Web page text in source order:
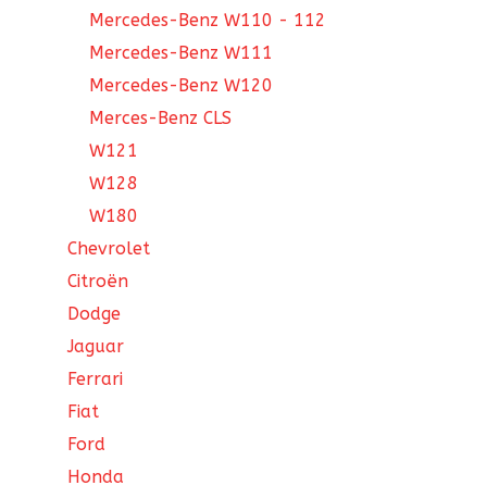
Mercedes-Benz W110 - 112
Mercedes-Benz W111
Mercedes-Benz W120
Merces-Benz CLS
W121
W128
W180
Chevrolet
Citroën
Dodge
Jaguar
Ferrari
Fiat
Ford
Honda